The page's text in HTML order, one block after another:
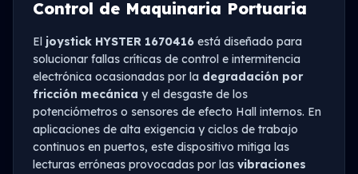
Control de Maquinaria Portuaria
El joystick HYSTER 1670416 está diseñado para
solucionar fallas críticas de control e intermitencia
electrónica ocasionadas por la degradación por
fricción mecánica y el desgaste de los
potenciómetros o sensores de efecto Hall internos. En
aplicaciones de alta exigencia y ciclos de trabajo
continuos en puertos, este dispositivo mitiga las
lecturas erróneas provocadas por las vibraciones